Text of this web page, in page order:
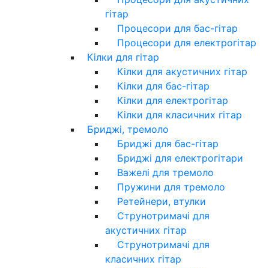
гітар
Процесори для бас-гітар
Процесори для електрогітар
Кілки для гітар
Кілки для акустичних гітар
Кілки для бас-гітар
Кілки для електрогітар
Кілки для класичних гітар
Бриджі, тремоло
Бриджі для бас-гітар
Бриджі для електрогітари
Важелі для тремоло
Пружини для тремоло
Ретейнери, втулки
Струнотримачі для
акустичних гітар
Струнотримачі для
класичних гітар